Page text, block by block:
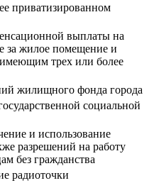
приватизированном
выплаты на
за жилое помещение и
трех или более
жилищного фонда города
социальной
и использование
разрешений на работу
без гражданства
радиоточки